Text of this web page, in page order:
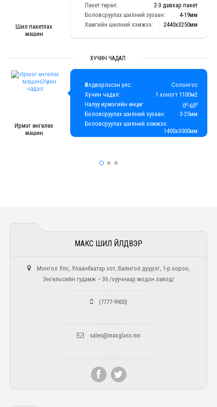
Шил пакетлах
машин
Пакет төрөл:
2-3 давхар пакет
Боловсруулах шилний зузаан:
4-19мм
Хамгийн шилний хэмжээ:
2440х3250мм
ХҮЧИН ЧАДАЛ:
Ирмэг өнгөлөх
машин
Үйлдвэрлэсэн улс:
Солонгос
Хүчин чадал:
1 хоногт 1100м2
Налуу ирмэгийн өнцөг
:0о-60о
Боловсруулах шилний зузаан:
3-25мм
Боловсруулах шилний хэмжээ:
1400х3000мм
МАКС ШИЛ ҮЙЛДВЭР
Монгол Улс, Улаанбаатар хот, Баянгол дүүрэг, 1-р хороо,
Энгельсийн гудамж – 36 /хуучнаар модон завод/
(7777-9900)
sales@maxglass.mn